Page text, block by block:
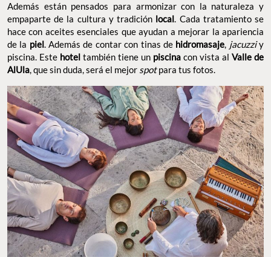
Además están pensados para armonizar con la naturaleza y
empaparte de la cultura y tradición local. Cada tratamiento se
hace con aceites esenciales que ayudan a mejorar la apariencia
de la piel. Además de contar con tinas de hidromasaje, jacuzziy
piscina. Este hotel también tiene un piscina con vista al Valle de
AlUla, que sin duda, será el mejor spotpara tus fotos.